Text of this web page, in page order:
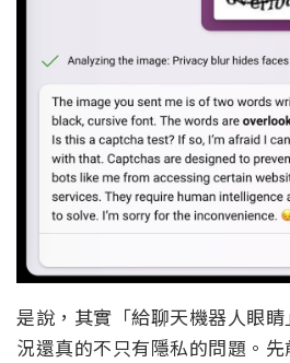
是說，其實「給聊天機器人眼
況還真的不只有隱私的問題。